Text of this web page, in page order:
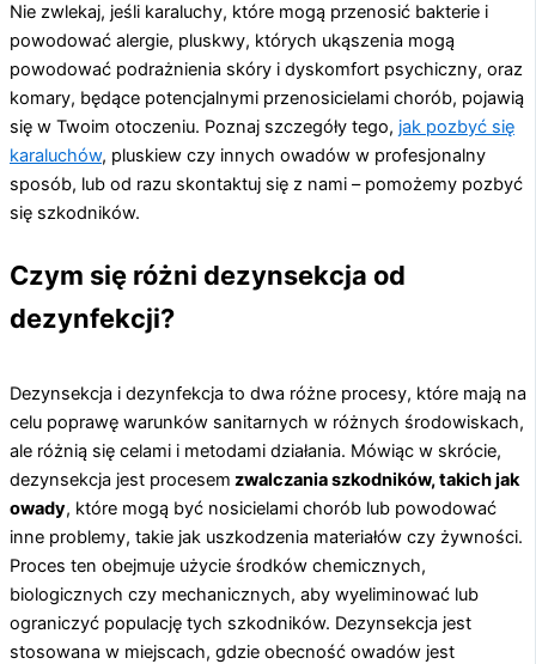
Nie zwlekaj, jeśli karaluchy, które mogą przenosić bakterie i
powodować alergie, pluskwy, których ukąszenia mogą
powodować podrażnienia skóry i dyskomfort psychiczny, oraz
komary, będące potencjalnymi przenosicielami chorób, pojawią
się w Twoim otoczeniu. Poznaj szczegóły tego, jak pozbyć się
karaluchów, pluskiew czy innych owadów w profesjonalny
sposób, lub od razu skontaktuj się z nami – pomożemy pozbyć
się szkodników.
Czym się różni dezynsekcja od
dezynfekcji?
Dezynsekcja i dezynfekcja to dwa różne procesy, które mają na
celu poprawę warunków sanitarnych w różnych środowiskach,
ale różnią się celami i metodami działania. Mówiąc w skrócie,
dezynsekcja jest procesem zwalczania szkodników, takich jak
owady, które mogą być nosicielami chorób lub powodować
inne problemy, takie jak uszkodzenia materiałów czy żywności.
Proces ten obejmuje użycie środków chemicznych,
biologicznych czy mechanicznych, aby wyeliminować lub
ograniczyć populację tych szkodników. Dezynsekcja jest
stosowana w miejscach, gdzie obecność owadów jest